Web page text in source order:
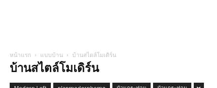
หน้าแรก แบบบ้าน บ้านสไตล์โมเดิร์น
บ้านสไตล์โมเดิร์น